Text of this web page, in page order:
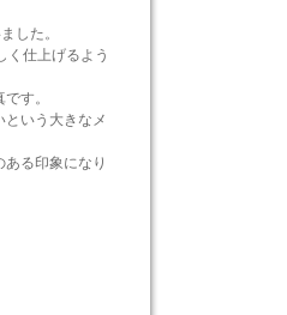
した。
く仕上げるよう
す。
いう大きなメ
る印象になり